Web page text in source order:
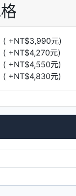
( +NT$3,990元)
( +NT$4,270元)
( +NT$4,550元)
( +NT$4,830元)